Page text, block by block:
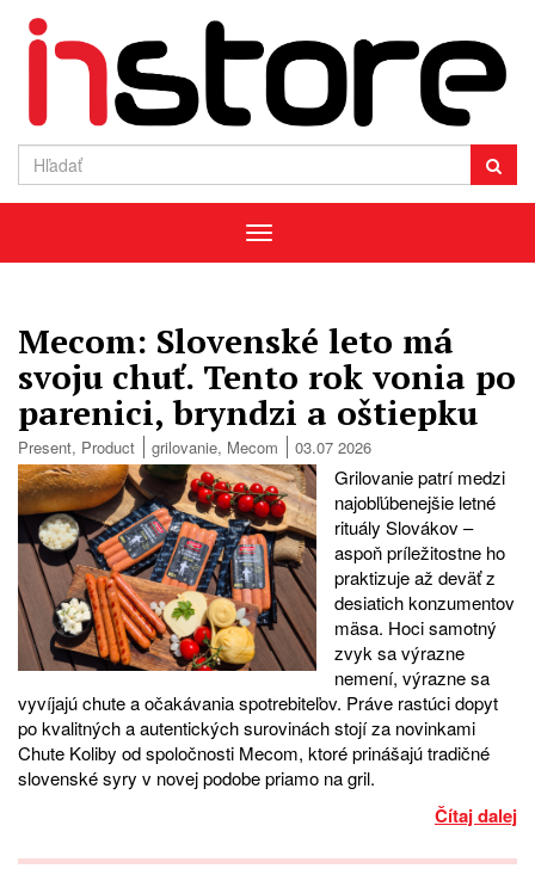
Menu
Mecom: Slovenské leto má
svoju chuť. Tento rok vonia po
parenici, bryndzi a oštiepku
Present, Product grilovanie, Mecom 03.07 2026
Grilovanie patrí medzi
najobľúbenejšie letné
rituály Slovákov –
aspoň príležitostne ho
praktizuje až deväť z
desiatich konzumentov
mäsa. Hoci samotný
zvyk sa výrazne
nemení, výrazne sa
vyvíjajú chute a očakávania spotrebiteľov. Práve rastúci dopyt
po kvalitných a autentických surovinách stojí za novinkami
Chute Koliby od spoločnosti Mecom, ktoré prinášajú tradičné
slovenské syry v novej podobe priamo na gril.
Čítaj dalej